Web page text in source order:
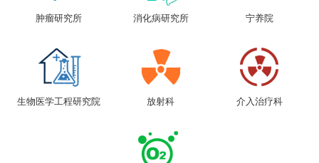
肿瘤研究所 消化病研究所 宁养院
生物医学工程研究院 放射科 介入治疗科